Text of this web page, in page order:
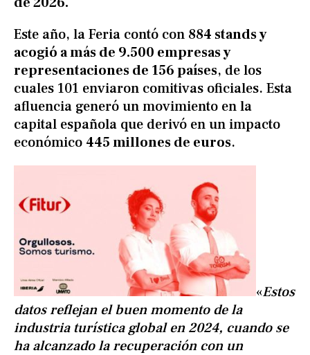
Este año, la Feria contó con 884 stands y
acogió a más de 9.500 empresas y
representaciones de 156 países, de los
cuales 101 enviaron comitivas oficiales. Esta
afluencia generó un movimiento en la
capital española que derivó en un impacto
económico 445 millones de euros.
«Estos
datos reflejan el buen momento de la
industria turística global en 2024, cuando se
ha alcanzado la recuperación con un